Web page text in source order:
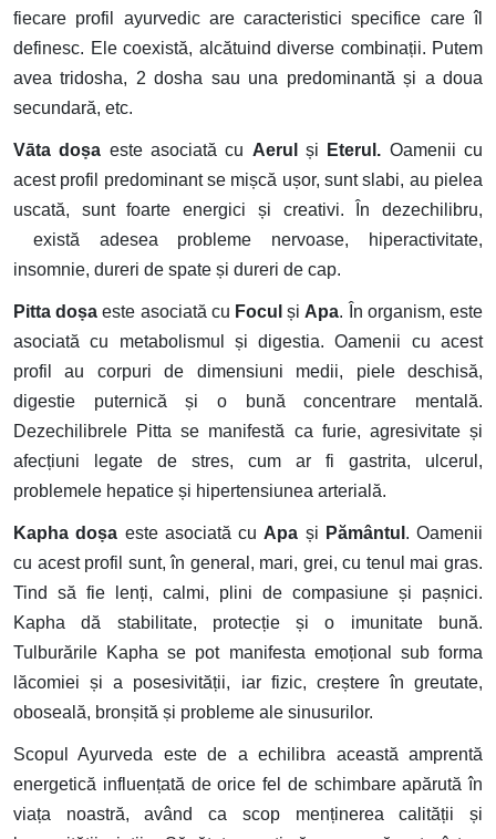
fiecare profil ayurvedic are caracteristici specifice care îl
definesc. Ele coexistă, alcătuind diverse combinații. Putem
avea tridosha, 2 dosha sau una predominantă și a doua
secundară, etc.
Vāta doṣa este asociată cu Aerul și Eterul. Oamenii cu
acest profil predominant se mișcă ușor, sunt slabi, au pielea
uscată, sunt foarte energici și creativi. În dezechilibru,
există adesea probleme nervoase, hiperactivitate,
insomnie, dureri de spate și dureri de cap.
Pitta doṣa este asociată cu Focul și Apa. În organism, este
asociată cu metabolismul și digestia. Oamenii cu acest
profil au corpuri de dimensiuni medii, piele deschisă,
digestie puternică și o bună concentrare mentală.
Dezechilibrele Pitta se manifestă ca furie, agresivitate și
afecțiuni legate de stres, cum ar fi gastrita, ulcerul,
problemele hepatice și hipertensiunea arterială.
Kapha doṣa este asociată cu Apa și Pământul . Oamenii
cu acest profil sunt, în general, mari, grei, cu tenul mai gras.
Tind să fie lenți, calmi, plini de compasiune și pașnici.
Kapha dă stabilitate, protecție și o imunitate bună.
Tulburările Kapha se pot manifesta emoțional sub forma
lăcomiei și a posesivității, iar fizic, creștere în greutate,
oboseală, bronșită și probleme ale sinusurilor.
Scopul Ayurveda este de a echilibra această amprentă
energetică influențată de orice fel de schimbare apărută în
viața noastră, având ca scop menținerea calității și